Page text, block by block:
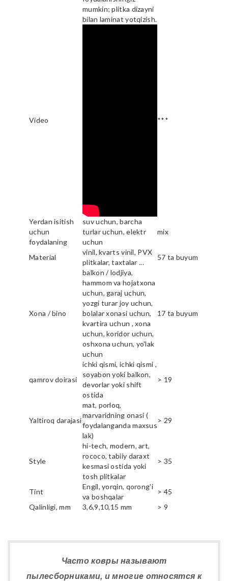
mumkin; plitka dizayni
bilan laminat yotqizish.
Video ***
Yerdan isitish
uchun
foydalaning
suv uchun, barcha
turlar uchun, elektr
uchun
mix
Material
vinil, kvarts vinil, PVX
plitkalar, taxtalar ...
57 ta buyum
Xona / bino
balkon / lodjiya,
hammom va hojatxona
uchun, garaj uchun,
yozgi turar joy uchun,
bolalar xonasi uchun,
kvartira uchun , xona
uchun, koridor uchun,
oshxona uchun, yo'lak
uchun
17 ta buyum
qamrov doirasi
ichki qismi, ichki qismi ,
soyabon yoki balkon,
devorlar yoki shift
ostida
> 19
Yaltiroq darajasi
mat, porloq,
marvaridning onasi (
foydalanganda maxsus
lak)
> 29
Style
hi-tech, modern, art,
rococo, tabiiy daraxt
kesmasi ostida yoki
tosh plitkalar
> 35
Tint
Engil, yorqin, qorong'i
va boshqalar
> 45
Qalinligi, mm
3,6,9,10,15 mm > 9
Часто ковры называют
пылесборниками, и многие относятся к